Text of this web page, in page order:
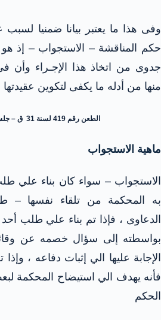
وفى هذا ما يعتبر بيانا ضمنيا
حكم المناقشة – الاستجواب – إذ
جدوى من اتخاذ هذا الإجـراء وأن
منها من أدله ما يكفى لتكوين عقيدتها
الطعن رقم 419 لسنة 31 ق – جلسة29-03-1966
ماهية الاستجواب
الاستجواب – سواء كان بناء علي
به المحكمة من تلقاء نفسها
الدعاوى ، فإذا تم بناء علي طلب
بواسطته إلى سؤال خصمه عن
الإجابة عليها الي إثبات دفاعه ،
فأنه يهدف الي استيضاح المحكمة
الحكم